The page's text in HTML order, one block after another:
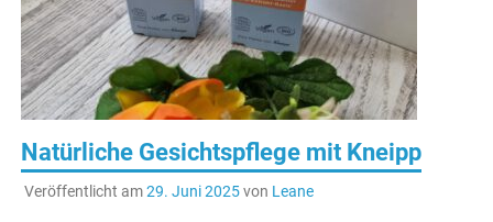
Natürliche Gesichtspflege mit Kneipp
Veröffentlicht am29. Juni 2025von Leane